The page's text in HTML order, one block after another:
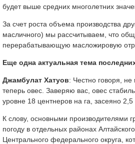
будет выше средних многолетних
За счет роста объема производства
масличного) мы рассчитываем, что
перерабатывающую масложировую
Еще одна актуальная тема
Джамбулат Хатуов: Честно говоря,
теперь овес. Заверяю вас, овес
уровне 18 центнеров на га, засеяно
К слову, основными производителями
погоду в отдельных районах
Центрального федерального округа,